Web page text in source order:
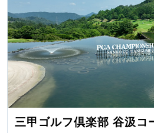
三甲ゴルフ倶楽部 谷汲